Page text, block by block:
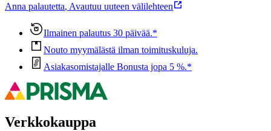
Anna palautetta, Avautuu uuteen välilehteen
Ilmainen palautus 30 päivää.*
Nouto myymälästä ilman toimituskuluja.
Asiakasomistajalle Bonusta jopa 5 %.*
Verkkokauppa